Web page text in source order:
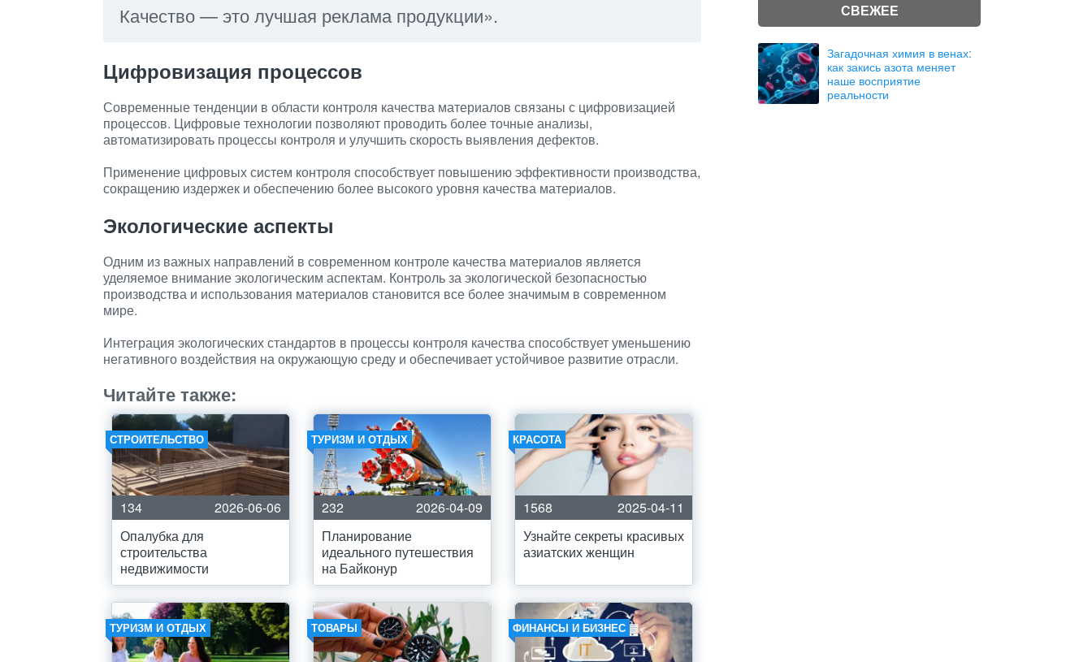
Качество — это лучшая реклама продукции».
Цифровизация процессов
Современные тенденции в области контроля качества материалов связаны с цифровизацией
процессов. Цифровые технологии позволяют проводить более точные анализы,
автоматизировать процессы контроля и улучшить скорость выявления дефектов.
Применение цифровых систем контроля способствует повышению эффективности производства,
сокращению издержек и обеспечению более высокого уровня качества материалов.
Экологические аспекты
Одним из важных направлений в современном контроле качества материалов является
уделяемое внимание экологическим аспектам. Контроль за экологической безопасностью
производства и использования материалов становится все более значимым в современном
мире.
Интеграция экологических стандартов в процессы контроля качества способствует уменьшению
негативного воздействия на окружающую среду и обеспечивает устойчивое развитие отрасли.
Читайте также:
СТРОИТЕЛЬСТВО
134
2026-06-06
Опалубка для
строительства
недвижимости
ТУРИЗМ И ОТДЫХ
232
2026-04-09
Планирование
идеального путешествия
на Байконур
КРАСОТА
1568
2025-04-11
Узнайте секреты красивых
азиатских женщин
ТУРИЗМ И ОТДЫХ ТОВАРЫ ФИНАНСЫ И БИЗНЕС
СВЕЖЕЕ
Загадочная химия в венах:
как закись азота меняет
наше восприятие
реальности